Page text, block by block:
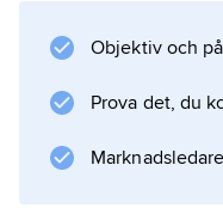
Guiscard, hertig
där.
Objektiv och
Prova det, du